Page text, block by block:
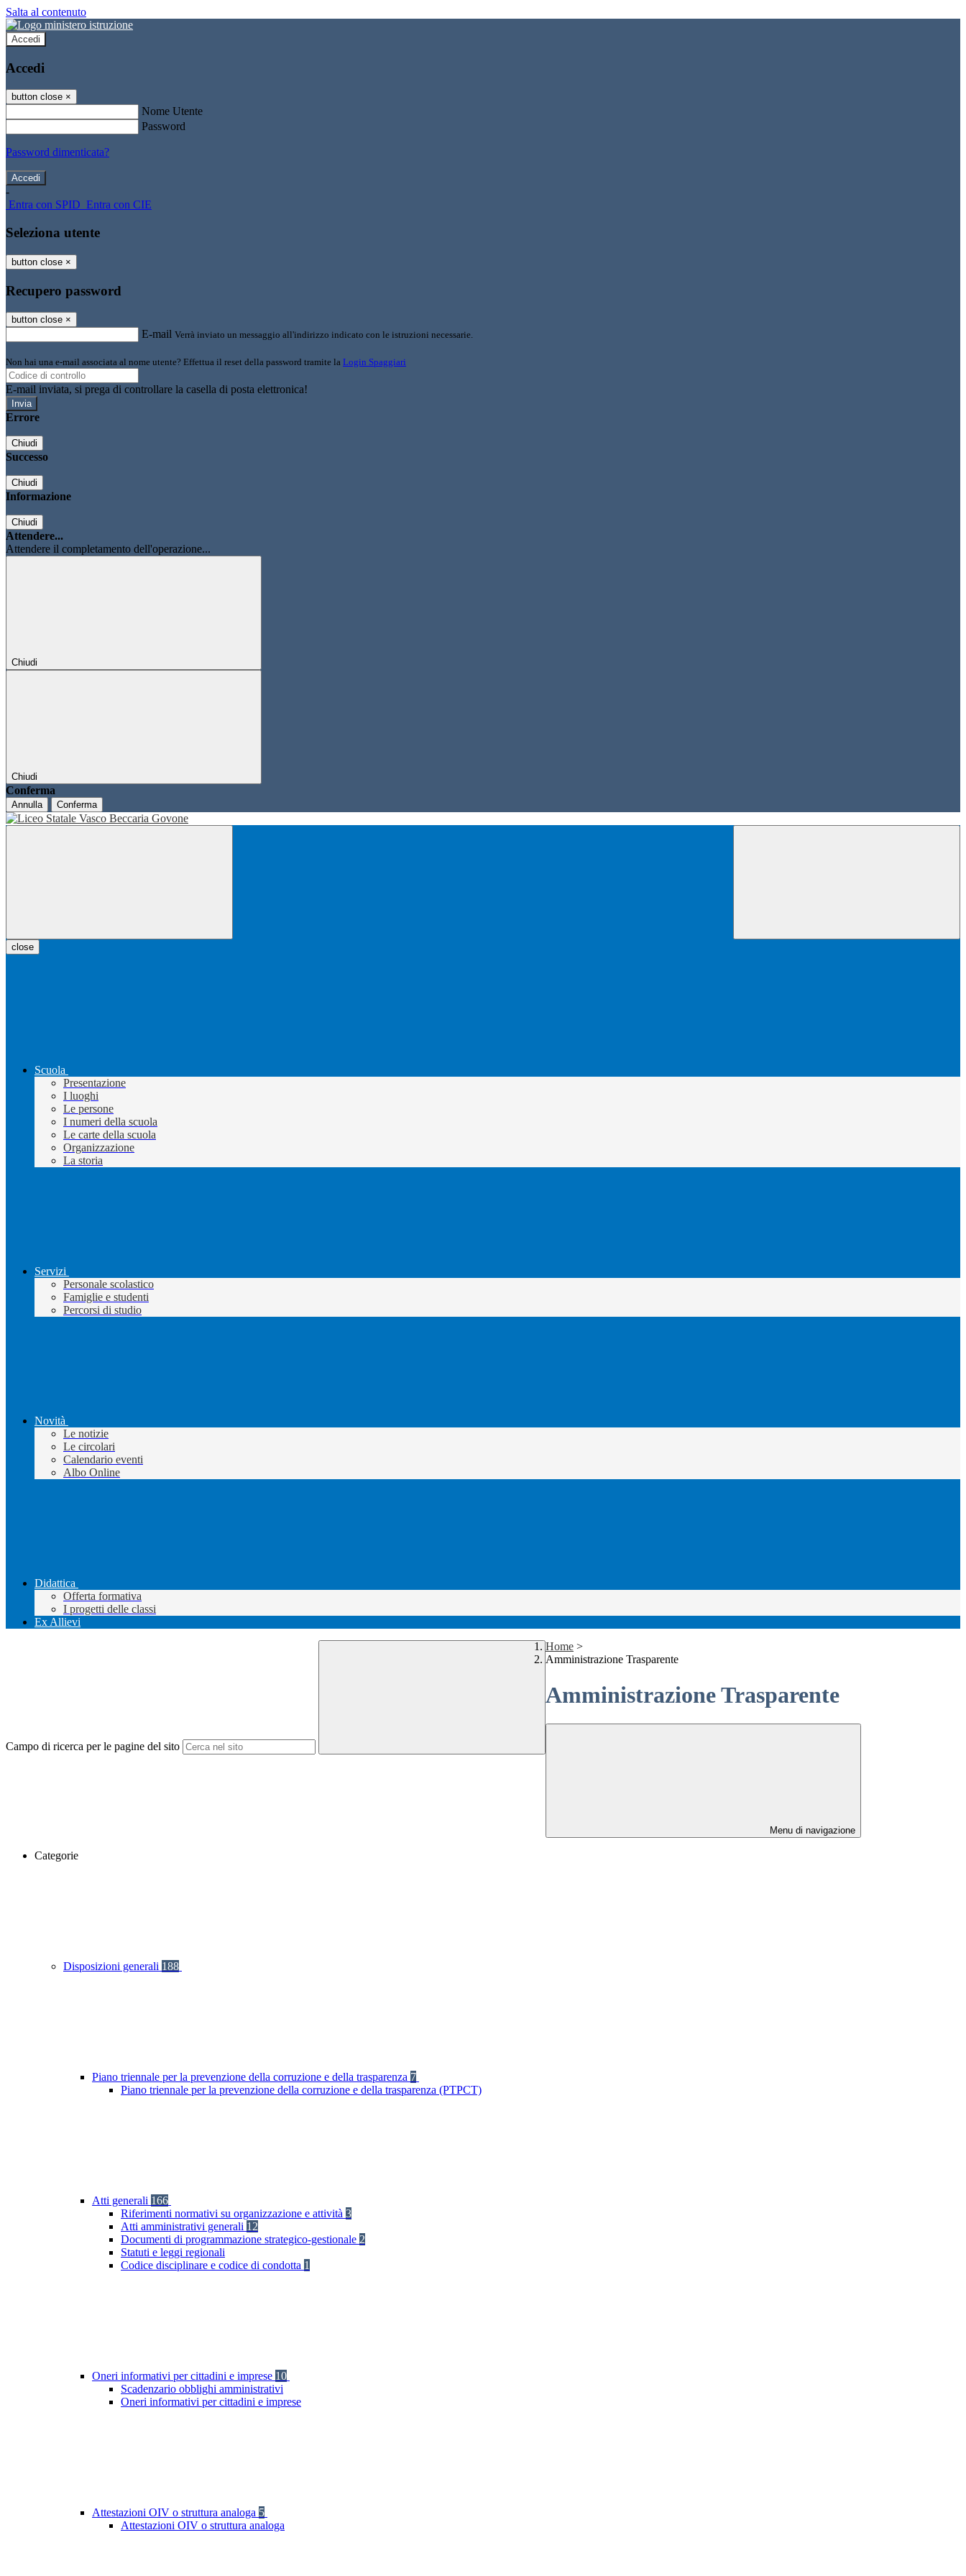
Salta al contenuto
Accedi
Accedi
button close ×
Nome Utente
Password
Password dimenticata?
-
Entra con SPID Entra con CIE
Seleziona utente
button close ×
Recupero password
button close ×
E-mail Verrà inviato un messaggio all'indirizzo indicato con le istruzioni necessarie.
Non hai una e-mail associata al nome utente? Effettua il reset della password tramite la Login Spaggiari
E-mail inviata, si prega di controllare la casella di posta elettronica!
Errore
Chiudi
Successo
Chiudi
Informazione
Chiudi
Attendere...
Attendere il completamento dell'operazione...
Chiudi
Chiudi
Conferma
Annulla Conferma
close
Scuola
Presentazione
I luoghi
Le persone
I numeri della scuola
Le carte della scuola
Organizzazione
La storia
Servizi
Personale scolastico
Famiglie e studenti
Percorsi di studio
Novità
Le notizie
Le circolari
Calendario eventi
Albo Online
Didattica
Offerta formativa
I progetti delle classi
Ex Allievi
Campo di ricerca per le pagine del sito
Home >
Amministrazione Trasparente
Amministrazione Trasparente
Menu di navigazione
Categorie
Disposizioni generali 188
Piano triennale per la prevenzione della corruzione e della trasparenza 7
Piano triennale per la prevenzione della corruzione e della trasparenza (PTPCT)
Atti generali 166
Riferimenti normativi su organizzazione e attività 3
Atti amministrativi generali 12
Documenti di programmazione strategico-gestionale 2
Statuti e leggi regionali
Codice disciplinare e codice di condotta 1
Oneri informativi per cittadini e imprese 10
Scadenzario obblighi amministrativi
Oneri informativi per cittadini e imprese
Attestazioni OIV o struttura analoga 5
Attestazioni OIV o struttura analoga